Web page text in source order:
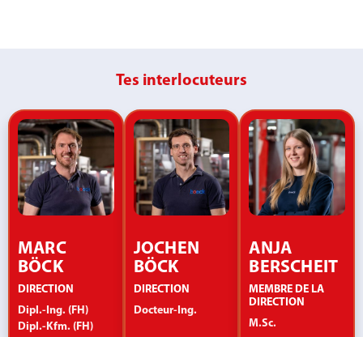
Tes interlocuteurs
MARC
BÖCK
DIRECTION
Dipl.-Ing. (FH)
Dipl.-Kfm. (FH)
JOCHEN
BÖCK
DIRECTION
Docteur-Ing.
ANJA
BERSCHEIT
MEMBRE DE LA
DIRECTION
M.Sc.